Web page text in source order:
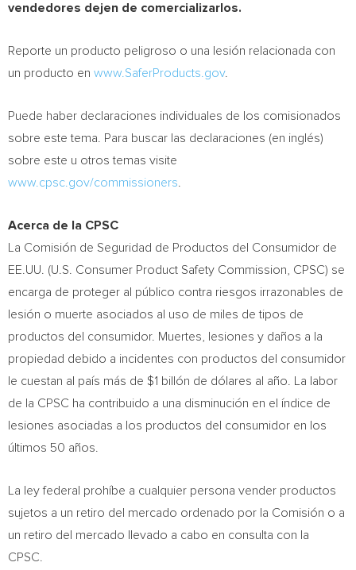
vendedores dejen de comercializarlos.
Reporte un producto peligroso o una lesión relacionada con
un producto en www.SaferProducts.gov.
Puede haber declaraciones individuales de los comisionados
sobre este tema. Para buscar las declaraciones (en inglés)
sobre este u otros temas visite
www.cpsc.gov/commissioners
Acerca de la CPSC
La Comisión de Seguridad de Productos del Consumidor de
EE.UU. (U.S. Consumer Product Safety Commission, CPSC) se
encarga de proteger al público contra riesgos irrazonables de
lesión o muerte asociados al uso de miles de tipos de
productos del consumidor. Muertes, lesiones y daños a la
propiedad debido a incidentes con productos del consumidor
le cuestan al país más de $1 billón de dólares al año. La labor
de la CPSC ha contribuido a una disminución en el índice de
lesiones asociadas a los productos del consumidor en los
últimos 50 años.
La ley federal prohíbe a cualquier persona vender productos
sujetos a un retiro del mercado ordenado por la Comisión o a
un retiro del mercado llevado a cabo en consulta con la
CPSC.